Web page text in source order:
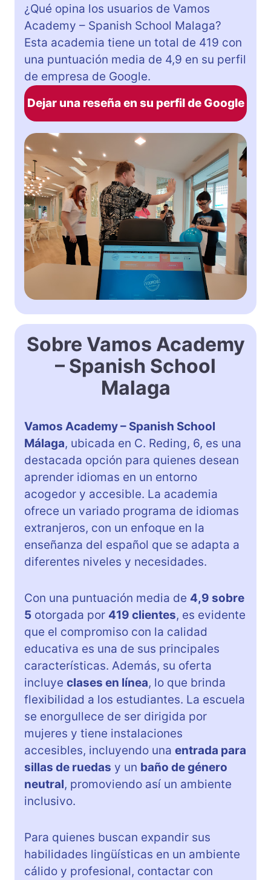
¿Qué opina los usuarios de Vamos
Academy – Spanish School Malaga?
Esta academia tiene un total de 419 con
una puntuación media de 4,9 en su perfil
de empresa de Google.
Dejar una reseña en su perfil de Google
Sobre Vamos Academy
– Spanish School
Malaga
Vamos Academy – Spanish School
Málaga, ubicada en C. Reding, 6, es una
destacada opción para quienes desean
aprender idiomas en un entorno
acogedor y accesible. La academia
ofrece un variado programa de idiomas
extranjeros, con un enfoque en la
enseñanza del español que se adapta a
diferentes niveles y necesidades.
Con una puntuación media de 4,9 sobre
5 otorgada por 419 clientes, es evidente
que el compromiso con la calidad
educativa es una de sus principales
características. Además, su oferta
incluye clases en línea, lo que brinda
flexibilidad a los estudiantes. La escuela
se enorgullece de ser dirigida por
mujeres y tiene instalaciones
accesibles, incluyendo una entrada para
sillas de ruedas y un baño de género
neutral, promoviendo así un ambiente
inclusivo.
Para quienes buscan expandir sus
habilidades lingüísticas en un ambiente
cálido y profesional, contactar con